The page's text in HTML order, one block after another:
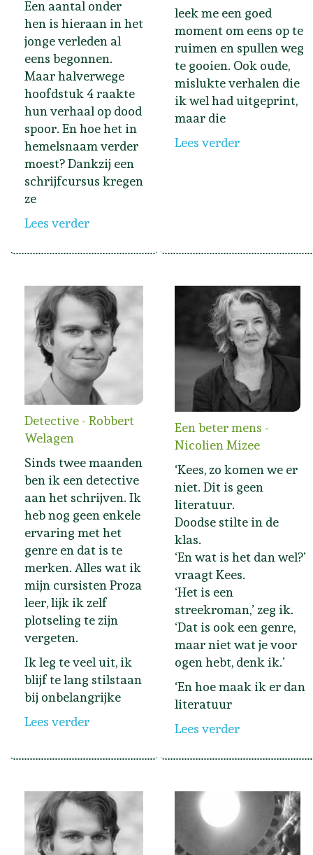
Een aantal onder
hen is hieraan in het
jonge verleden al
eens begonnen.
Maar halverwege
hoofdstuk 4 raakte
hun verhaal op dood
spoor. En hoe het in
hemelsnaam verder
moest? Dankzij een
schrijfcursus kregen
ze
Lees verder
leek me een goed
moment om eens op te
ruimen en spullen weg
te gooien. Ook oude,
mislukte verhalen die
ik wel had uitgeprint,
maar die
Lees verder
Detective - Robbert
Welagen
Sinds twee maanden
ben ik een detective
aan het schrijven. Ik
heb nog geen enkele
ervaring met het
genre en dat is te
merken. Alles wat ik
mijn cursisten Proza
leer, lijk ik zelf
plotseling te zijn
vergeten.
Ik leg te veel uit, ik
blijf te lang stilstaan
bij onbelangrijke
Lees verder
Een beter mens -
Nicolien Mizee
‘Kees, zo komen we er
niet. Dit is geen
literatuur.
Doodse stilte in de
klas.
‘En wat is het dan wel?’
vraagt Kees.
‘Het is een
streekroman,’ zeg ik.
‘Dat is ook een genre,
maar niet wat je voor
ogen hebt, denk ik.’
‘En hoe maak ik er dan
literatuur
Lees verder